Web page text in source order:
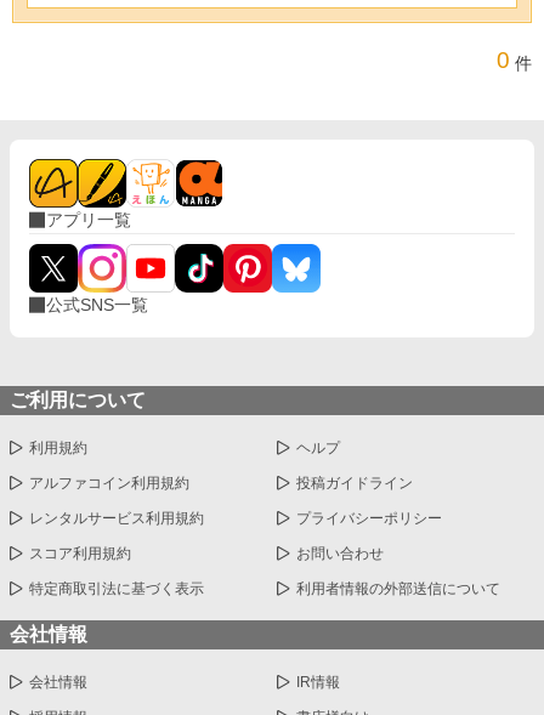
0 件
アプリ一覧
公式SNS一覧
ご利用について
利用規約 ヘルプ
アルファコイン利用規約 投稿ガイドライン
レンタルサービス利用規約 プライバシーポリシー
スコア利用規約 お問い合わせ
特定商取引法に基づく表示 利用者情報の外部送信について
会社情報
会社情報 IR情報